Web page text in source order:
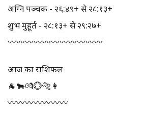
अग्नि पञ्चक - २६:४९+ से २८:१३+
शुभ मुहूर्त - २८:१३+ से २९:२७+
〰️〰️〰️〰️〰️〰️〰️〰️〰️〰️〰️
आज का राशिफल
🐐🐂💏💮🐅👩
〰️〰️〰️〰️〰️〰️〰️